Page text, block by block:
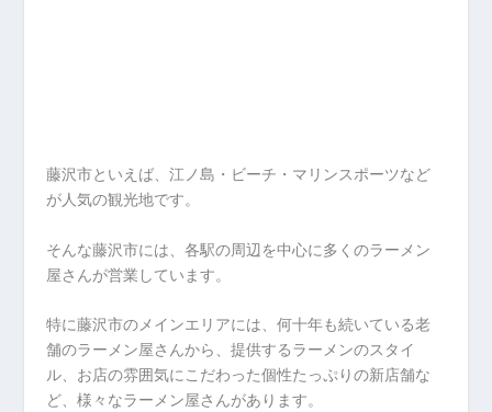
藤沢市といえば、江ノ島・ビーチ・マリンスポーツなど
が人気の観光地です。
そんな藤沢市には、各駅の周辺を中心に多くのラーメン
屋さんが営業しています。
特に藤沢市のメインエリアには、何十年も続いている老
舗のラーメン屋さんから、提供するラーメンのスタイ
ル、お店の雰囲気にこだわった個性たっぷりの新店舗な
ど、様々なラーメン屋さんがあります。